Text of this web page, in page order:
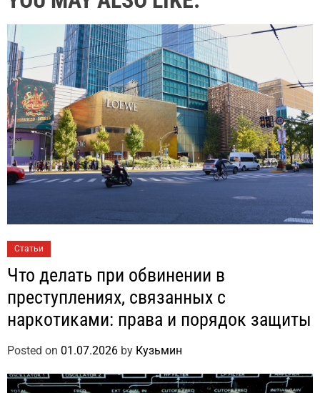
Статьи
Что делать при обвинении в
преступлениях, связанных с
наркотиками: права и порядок защиты
Posted on 01.07.2026 by Кузьмин